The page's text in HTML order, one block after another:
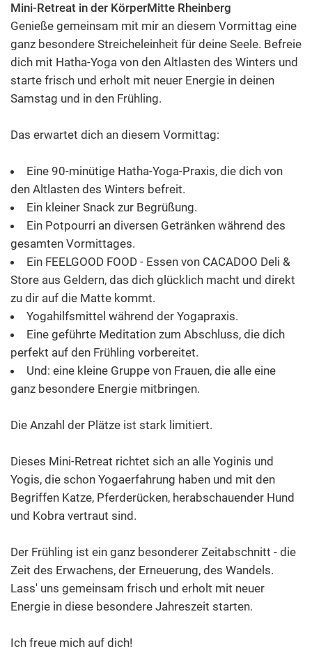
Mini-Retreat in der KörperMitte Rheinberg
Genieße gemeinsam mit mir an diesem Vormittag eine
ganz besondere Streicheleinheit für deine Seele. Befreie
dich mit Hatha-Yoga von den Altlasten des Winters und
starte frisch und erholt mit neuer Energie in deinen
Samstag und in den Frühling.
Das erwartet dich an diesem Vormittag:
Eine 90-minütige Hatha-Yoga-Praxis, die dich von
den Altlasten des Winters befreit.
Ein kleiner Snack zur Begrüßung.
Ein Potpourri an diversen Getränken während des
gesamten Vormittages.
Ein FEELGOOD FOOD - Essen von CACADOO Deli &
Store aus Geldern, das dich glücklich macht und direkt
zu dir auf die Matte kommt.
Yogahilfsmittel während der Yogapraxis.
Eine geführte Meditation zum Abschluss, die dich
perfekt auf den Frühling vorbereitet.
Und: eine kleine Gruppe von Frauen, die alle eine
ganz besondere Energie mitbringen.
Die Anzahl der Plätze ist stark limitiert.
Dieses Mini-Retreat richtet sich an alle Yoginis und
Yogis, die schon Yogaerfahrung haben und mit den
Begriffen Katze, Pferderücken, herabschauender Hund
und Kobra vertraut sind.
Der Frühling ist ein ganz besonderer Zeitabschnitt - die
Zeit des Erwachens, der Erneuerung, des Wandels.
Lass' uns gemeinsam frisch und erholt mit neuer
Energie in diese besondere Jahreszeit starten.
Ich freue mich auf dich!